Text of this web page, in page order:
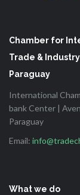
Chamber for
Trade &
Paraguay
International
bank Center |
Paraguay
Email:
What we do